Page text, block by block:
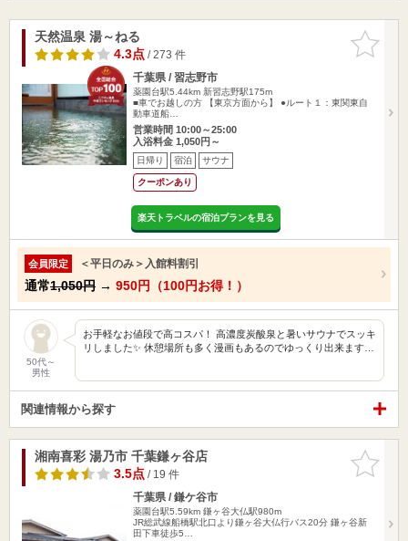
お気に入
りに追加
天然温泉 湯～ねる
4.3点/ 273 件
千葉県 / 習志野市
薬園台駅5.44km 新習志野駅175m
■車でお越しの方 【東京方面から】 ●ルート１：東関東自
動車道船…
営業時間 10:00～25:00
入浴料金 1,050円～
日帰り 宿泊 サウナ
クーポンあり
楽天トラベルの宿泊プランを見る
会員限定 ＜平日のみ＞入館料割引
通常1,050円 → 950円（100円お得！）
50代～
男性
お手軽なお値段で高コスパ！ 高濃度炭酸泉と暑いサウナでスッキ
リしました✨ 休憩場所も多く漫画もあるのでゆっくり出来ます…
関連情報から探す
お気に入
りに追加
湘南喜彩 湯乃市 千葉鎌ヶ谷店
3.5点/ 19 件
千葉県 / 鎌ケ谷市
薬園台駅5.59km 鎌ヶ谷大仏駅980m
JR総武線船橋駅北口より鎌ヶ谷大仏行バス20分 鎌ヶ谷新
田下車徒歩5…